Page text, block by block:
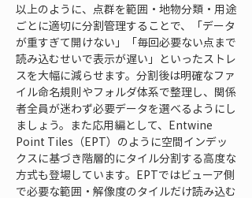
以上のように、点群を範囲・地物分類・用途
ごとに適切に分割管理することで、「データ
が重すぎて開けない」「毎回必要ない点まで
読み込むせいで表示が遅い」といったストレ
スを大幅に減らせます。分割後は明確なファ
イル命名規則やフォルダ体系で整理し、関係
者全員が迷わず必要データを選べるようにし
ましょう。また応用編として、Entwine
Point Tiles（EPT）のように空間インデッ
クスに基づき階層的にタイル分割する高度な
方式も登場しています。EPTではビューア側
で必要な範囲・解像度のタイルだけ読み込む